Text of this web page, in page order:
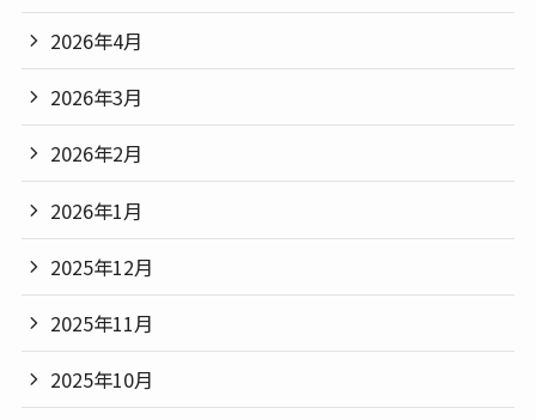
2026年4月
2026年3月
2026年2月
2026年1月
2025年12月
2025年11月
2025年10月